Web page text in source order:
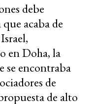
debe
acaba de
en Doha, la
se encontraba
de
de alto